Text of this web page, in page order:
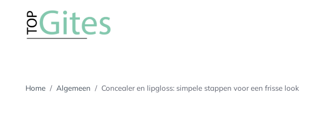
Home / Algemeen / Concealer en lipgloss: simpele stappen voor een frisse look